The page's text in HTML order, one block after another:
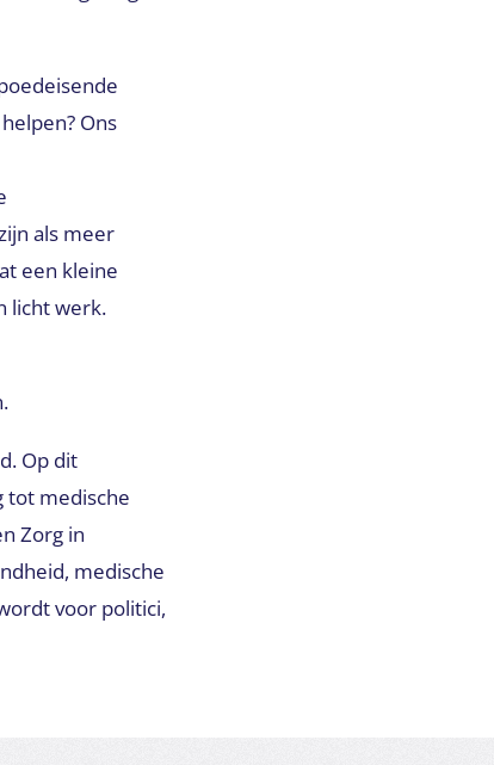
Ons
als meer
een kleine
licht werk.
Op dit
tot medische
Zorg in
medische
voor politici,